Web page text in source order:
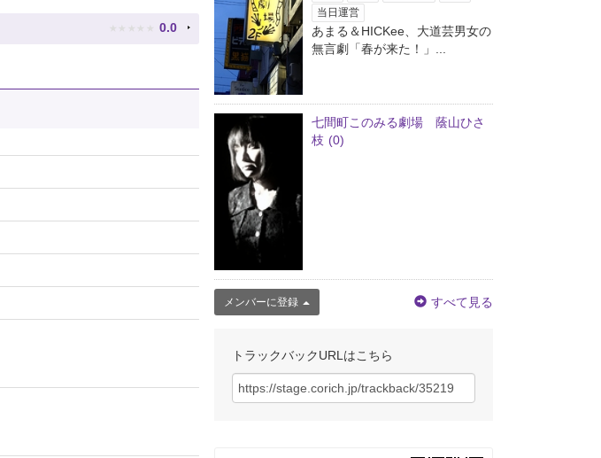
★ ★ ★ ★ ★ 0.0
当日運営
あまる＆HICKee、大道芸男女の
無言劇「春が来た！」...
七間町このみる劇場 蔭山ひさ
枝 (0)
メンバーに登録 すべて見る
トラックバックURLはこちら